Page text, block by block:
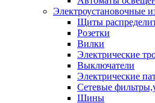
Электроустановочные
Щиты
Розетки
Вилки
Электрические
Выключатели
Электрические
Сетевые
Шины